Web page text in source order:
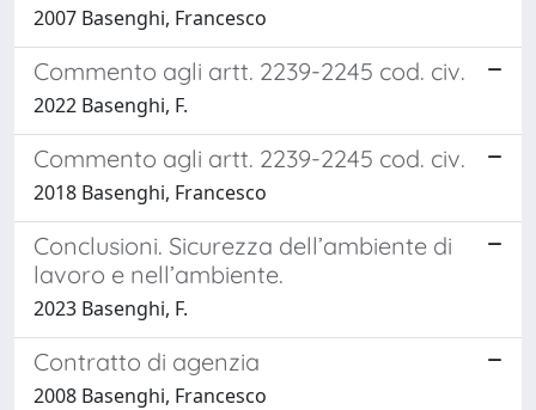
2007 Basenghi, Francesco
Commento agli artt. 2239-2245 cod. civ.
2022 Basenghi, F.
Commento agli artt. 2239-2245 cod. civ.
2018 Basenghi, Francesco
Conclusioni. Sicurezza dell’ambiente di
lavoro e nell’ambiente.
2023 Basenghi, F.
Contratto di agenzia
2008 Basenghi, Francesco